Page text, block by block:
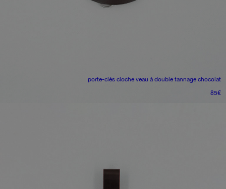
porte-clés cloche veau à double tannage chocolat
85€